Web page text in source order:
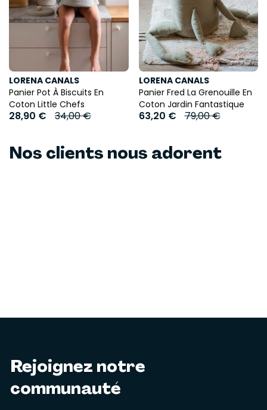
LORENA CANALS
Panier Pot À Biscuits En
Coton Little Chefs
28,90 € 34,00 €
LORENA CANALS
Panier Fred La Grenouille En
Coton Jardin Fantastique
63,20 € 79,00 €
Nos clients nous adorent
Rejoignez notre
communauté